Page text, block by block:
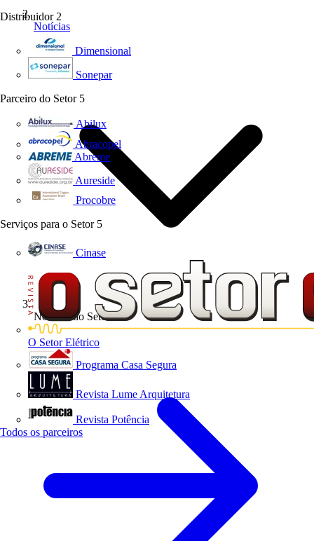
Distribuidor 2
Dimensional
Sonepar
Parceiro do Setor 5
Abilux
Abracopel
Abreme
Aureside
Procobre
Serviços para o Setor 5
Cinase
O Setor Elétrico
Programa Casa Segura
Revista Lume Arquitetura
Revista Potência
Todos os parceiros
Notícias
Notícias do Setor